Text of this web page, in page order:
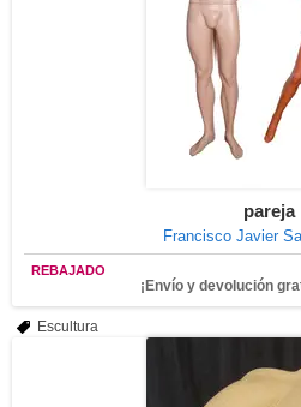
pareja
Francisco Javier
REBAJADO
¡Envío y devolución
Escultura